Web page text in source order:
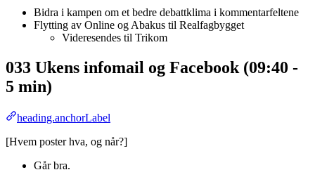
Bidra i kampen om et bedre debattklima i kommentarfeltene
Flytting av Online og Abakus til Realfagbygget
Videresendes til Trikom
033 Ukens infomail og Facebook (09:40 -
5 min)
heading.anchorLabel
[Hvem poster hva, og når?]
Går bra.